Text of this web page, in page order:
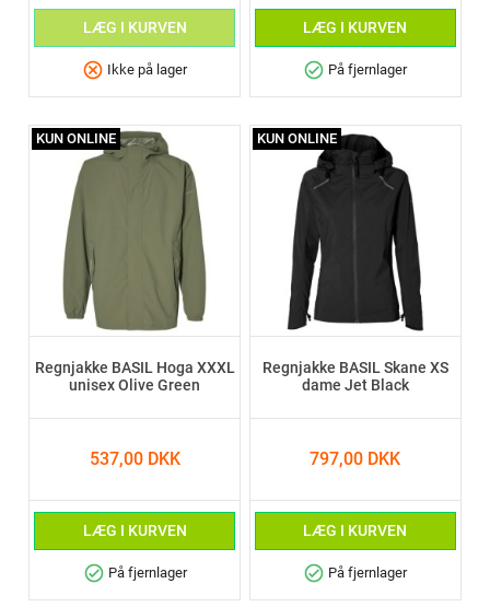
LÆG I KURVEN
cancel Ikke på lager
LÆG I KURVEN
check_circle På fjernlager
Regnjakke BASIL Hoga XXXL
unisex Olive Green
537,00 DKK
LÆG I KURVEN
check_circle På fjernlager
KUN ONLINE
Regnjakke BASIL Skane XS
dame Jet Black
797,00 DKK
LÆG I KURVEN
check_circle På fjernlager
KUN ONLINE